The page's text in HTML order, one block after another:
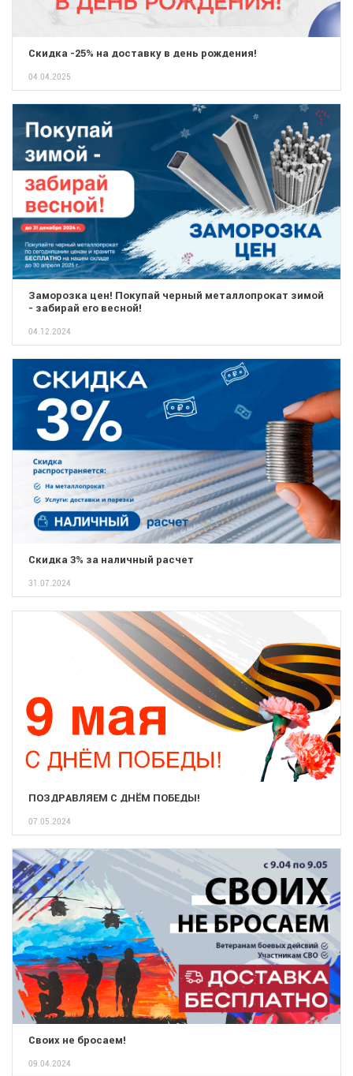
Скидка -25% на доставку в день рождения!
04.04.2025
Заморозка цен! Покупай черный металлопрокат зимой
- забирай его весной!
04.12.2024
Скидка 3% за наличный расчет
31.07.2024
ПОЗДРАВЛЯЕМ С ДНЁМ ПОБЕДЫ!
07.05.2024
Своих не бросаем!
09.04.2024